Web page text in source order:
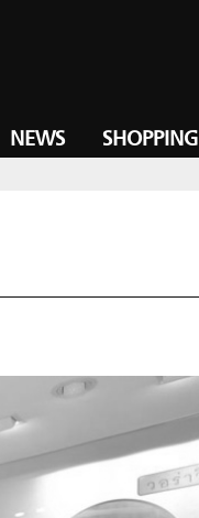
NEWS SHOPPING